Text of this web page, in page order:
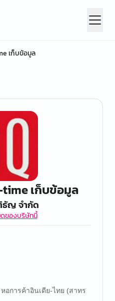
เก็บข้อมูล
เก็บข้อมูล
ญ จำกัด
ของบริษัทนี้
อการค้าอินเดีย-ไทย (สาทร